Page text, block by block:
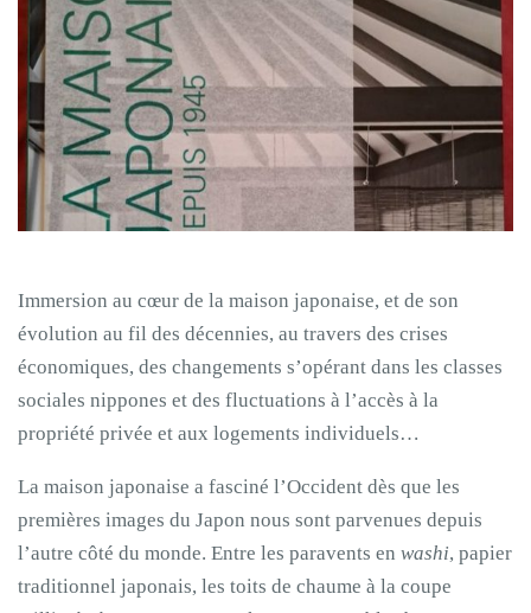
Immersion au cœur de la maison japonaise, et de son
évolution au fil des décennies, au travers des crises
économiques, des changements s’opérant dans les classes
sociales nippones et des fluctuations à l’accès à la
propriété privée et aux logements individuels…
La maison japonaise a fasciné l’Occident dès que les
premières images du Japon nous sont parvenues depuis
l’autre côté du monde. Entre les paravents en washi, papier
traditionnel japonais, les toits de chaume à la coupe